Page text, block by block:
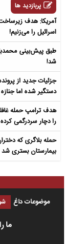
پربازدید ها
آمریکا: هدف
اسرائیل را می‌زنیم!
طبق پیش‌بینی
شد!
جزئیات جدید از
دستگیر شده اما
هدف ترامپ حمله
را دچار سردرگمی
حمله بلاگری که
بیمارستان بستری
موضوعات داغ
ما